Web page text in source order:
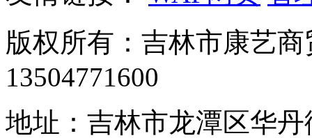
版权所有：吉林市康艺
13504771600
地址：吉林市龙潭区华